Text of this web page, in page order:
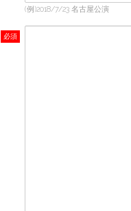
(例)2018/7/23 名古屋公演